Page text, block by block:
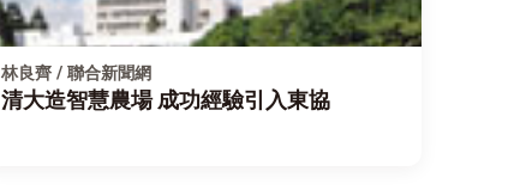
林良齊 / 聯合新聞網
清大造智慧農場 成功經驗引入東協